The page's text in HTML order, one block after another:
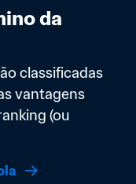
da
classificadas
vantagens
(ou